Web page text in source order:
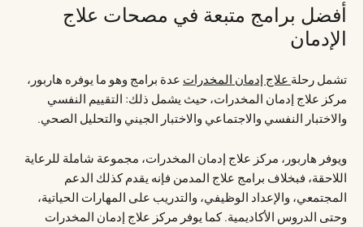
أفضل برامج متبعة في مصحات علاج
الإدمان
تشمل رحلة علاج إدمان المخدرات عدة برامج وهو ما يوفره هاربور،
مركز علاج إدمان المخدرات، حيث يشمل ذلك: التقييم النفسي
والاختبار النفسي والاجتماعي والاختبار الجيني والتحليل الصحي.
ويوفر هاربور، مركز علاج إدمان المخدرات، مجموعة شاملة للرعاية
اللاحقة، فبخلاف برامج علاج المدمن فإنه يقدم كذلك الدعم
المجتمعي، والإعداد الوظيفي، والتدريب على المهارات الحياتية،
وحتى الدروس الأكاديمية. كما يوفر مركز علاج إدمان المخدرات